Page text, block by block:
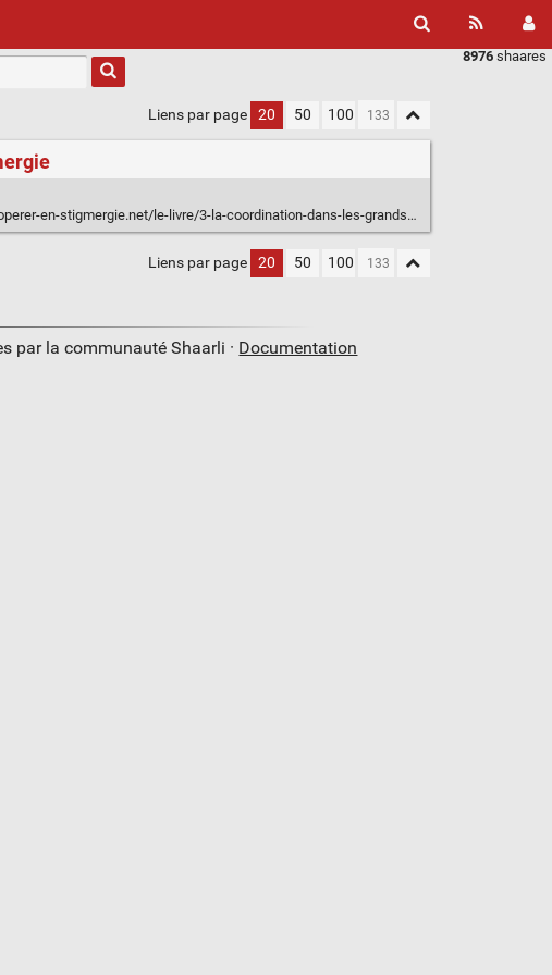
8976 shaares
Liens par page 20 50 100
en-stigmergie.net/le-livre/3-la-coordination-dans-les-grands-groupes-explorer-la-pyramide/
Liens par page 20 50 100
par la communauté Shaarli · Documentation